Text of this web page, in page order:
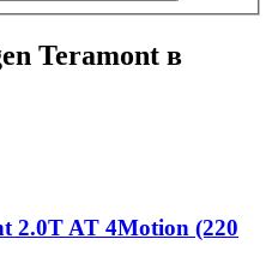
Teramont в
2.0T AT 4Motion (220